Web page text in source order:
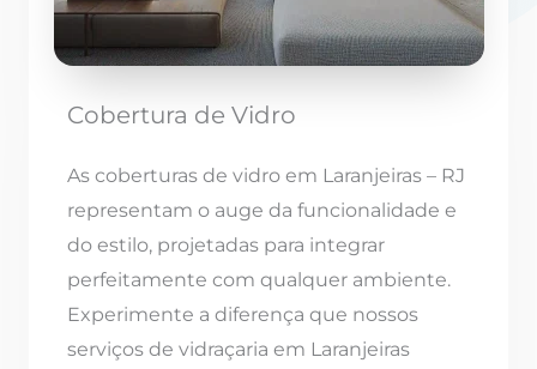
Cobertura de Vidro
As coberturas de vidro em Laranjeiras – RJ
representam o auge da funcionalidade e
do estilo, projetadas para integrar
perfeitamente com qualquer ambiente.
Experimente a diferença que nossos
serviços de vidraçaria em Laranjeiras